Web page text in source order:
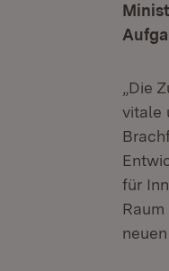
„Die
vitale
für